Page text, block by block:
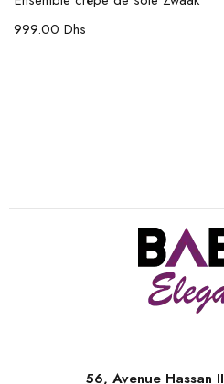
999.00 Dhs
56, Avenue Hassan II